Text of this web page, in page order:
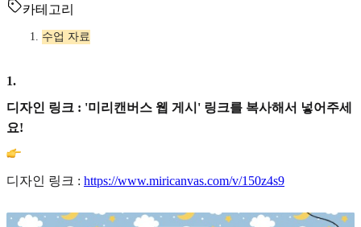
카테고리
수업 자료
1.
디자인 링크 : '미리캔버스 웹 게시' 링크를 복사해서 넣어주세
요!
디자인 링크 : https://www.miricanvas.com/v/150z4s9